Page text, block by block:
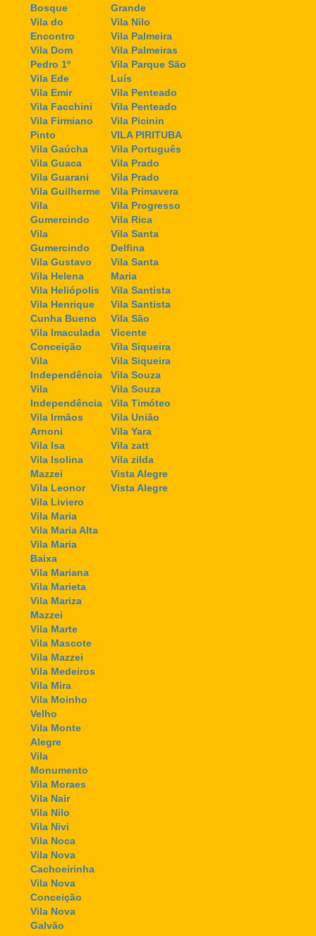
Bosque
Vila do
Encontro
Vila Dom
Pedro 1º
Vila Ede
Vila Emir
Vila Facchini
Vila Firmiano
Pinto
Vila Gaúcha
Vila Guaca
Vila Guarani
Vila Guilherme
Vila
Gumercindo
Vila
Gumercindo
Vila Gustavo
Vila Helena
Vila Heliópolis
Vila Henrique
Cunha Bueno
Vila Imaculada
Conceição
Vila
Independência
Vila
Independência
Vila Irmãos
Arnoni
Vila Isa
Vila Isolina
Mazzei
Vila Leonor
Vila Liviero
Vila Maria
Vila Maria Alta
Vila Maria
Baixa
Vila Mariana
Vila Marieta
Vila Mariza
Mazzei
Vila Marte
Vila Mascote
Vila Mazzei
Vila Medeiros
Vila Mira
Vila Moinho
Velho
Vila Monte
Alegre
Vila
Monumento
Vila Moraes
Vila Nair
Vila Nilo
Vila Nivi
Vila Noca
Vila Nova
Cachoeirinha
Vila Nova
Conceição
Vila Nova
Galvão
Grande
Vila Nilo
Vila Palmeira
Vila Palmeiras
Vila Parque São
Luís
Vila Penteado
Vila Penteado
Vila Picinin
VILA PIRITUBA
Vila Português
Vila Prado
Vila Prado
Vila Primavera
Vila Progresso
Vila Rica
Vila Santa
Delfina
Vila Santa
Maria
Vila Santista
Vila Santista
Vila São
Vicente
Vila Siqueira
Vila Siqueira
Vila Souza
Vila Souza
Vila Timóteo
Vila União
Vila Yara
Vila zatt
Vila zilda
Vista Alegre
Vista Alegre